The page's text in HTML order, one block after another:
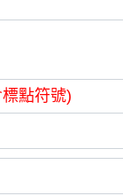
點符號)